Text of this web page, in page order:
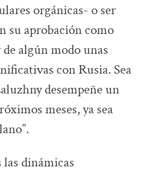
orgánicas- o ser
su aprobación como
algún modo unas
con Rusia. Sea
desempeñe un
meses, ya sea
dinámicas